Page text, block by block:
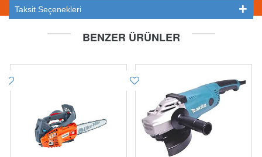
Taksit Seçenekleri
BENZER ÜRÜNLER